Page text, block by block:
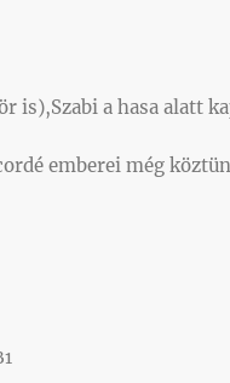
is),Szabi a hasa alatt
emberei még